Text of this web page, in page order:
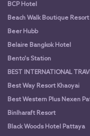
BCP Hotel
Beach Walk Boutique Resort
Beer Hubb
Belaire Bangkok Hotel
Bento's Station
BEST INTERNATIONAL
Best Way Resort Khaoyai
Best Western Plus Nexen
Binlharaft Resort
Black Woods Hotel Pattaya